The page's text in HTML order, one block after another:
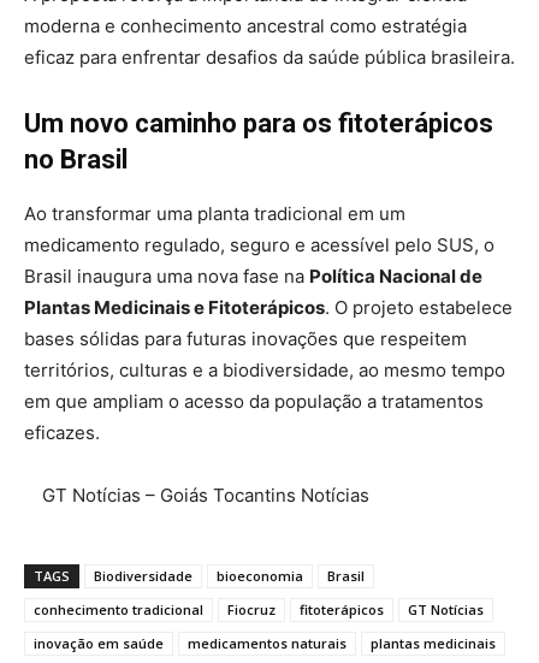
moderna e conhecimento ancestral como estratégia
eficaz para enfrentar desafios da saúde pública brasileira.
Um novo caminho para os fitoterápicos
no Brasil
Ao transformar uma planta tradicional em um
medicamento regulado, seguro e acessível pelo SUS, o
Brasil inaugura uma nova fase na Política Nacional de
Plantas Medicinais e Fitoterápicos. O projeto estabelece
bases sólidas para futuras inovações que respeitem
territórios, culturas e a biodiversidade, ao mesmo tempo
em que ampliam o acesso da população a tratamentos
eficazes.
GT Notícias – Goiás Tocantins Notícias
TAGS Biodiversidade bioeconomia
Brasil
conhecimento tradicional
Fiocruz fitoterápicos
GT Notícias
inovação em saúde
medicamentos naturais
plantas medicinais